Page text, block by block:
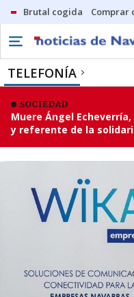
Brutal cogida Comprar
TELEFONÍA
SOCIEDAD
Muere Ángel
y referente de la